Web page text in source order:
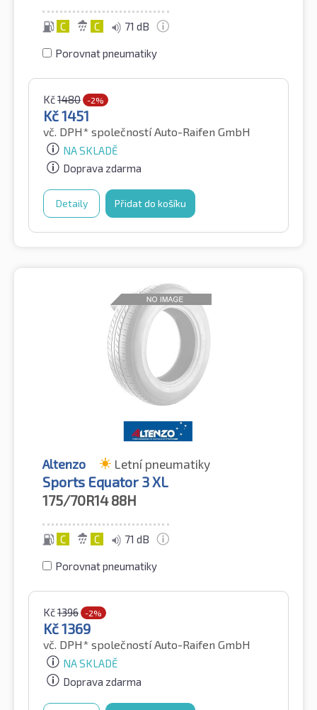
C C 71 dB
Porovnat pneumatiky
Kč1480 -2%
Kč1451
vč. DPH* společností Auto-Raifen GmbH
NA SKLADĚ
Doprava zdarma
Detaily Přidat do košíku
Altenzo Letní pneumatiky
Sports Equator 3 XL
175/70R14 88H
C C 71 dB
Porovnat pneumatiky
Kč1396 -2%
Kč1369
vč. DPH* společností Auto-Raifen GmbH
NA SKLADĚ
Doprava zdarma